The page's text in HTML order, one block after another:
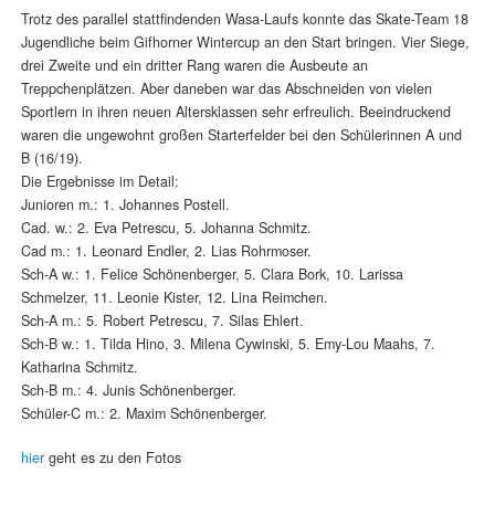
Trotz des parallel stattfindenden Wasa-Laufs konnte das Skate-Team 18
Jugendliche beim Gifhorner Wintercup an den Start bringen. Vier Siege,
drei Zweite und ein dritter Rang waren die Ausbeute an
Treppchenplätzen. Aber daneben war das Abschneiden von vielen
Sportlern in ihren neuen Altersklassen sehr erfreulich. Beeindruckend
waren die ungewohnt großen Starterfelder bei den Schülerinnen A und
B (16/19).
Die Ergebnisse im Detail:
Junioren m.: 1. Johannes Postell.
Cad. w.: 2. Eva Petrescu, 5. Johanna Schmitz.
Cad m.: 1. Leonard Endler, 2. Lias Rohrmoser.
Sch-A w.: 1. Felice Schönenberger, 5. Clara Bork, 10. Larissa
Schmelzer, 11. Leonie Kister, 12. Lina Reimchen.
Sch-A m.: 5. Robert Petrescu, 7. Silas Ehlert.
Sch-B w.: 1. Tilda Hino, 3. Milena Cywinski, 5. Emy-Lou Maahs, 7.
Katharina Schmitz.
Sch-B m.: 4. Junis Schönenberger.
Schüler-C m.: 2. Maxim Schönenberger.
hiergeht es zu den Fotos